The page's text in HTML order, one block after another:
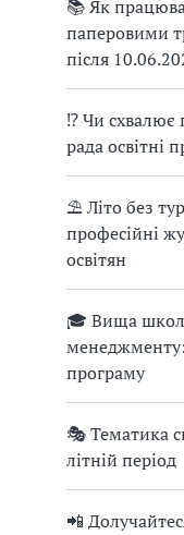
📚 Як
паперовими
після
⁉ Чи схвалює
рада освітні
⛱ Літо без
професійні
освітян
🎓 Вища
програму
🎭 Тематика
літній період
📲